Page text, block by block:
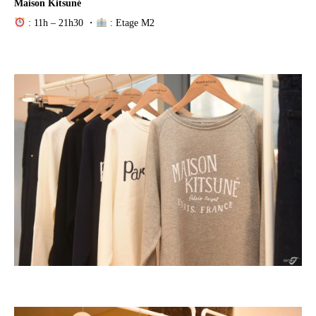
Maison Kitsuné
: 11h – 21h30 ・
: Etage M2